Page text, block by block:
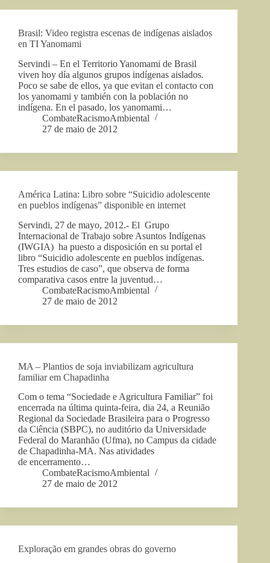
Brasil: Video registra escenas de indígenas aislados
en TI Yanomami
Servindi – En el Territorio Yanomami de Brasil
viven hoy día algunos grupos indígenas aislados.
Poco se sabe de ellos, ya que evitan el contacto con
los yanomami y también con la población no
indígena. En el pasado, los yanomami…
CombateRacismoAmbiental
27 de maio de 2012
América Latina: Libro sobre “Suicidio adolescente
en pueblos indígenas” disponible en internet
Servindi, 27 de mayo, 2012.- El Grupo
Internacional de Trabajo sobre Asuntos Indígenas
(IWGIA) ha puesto a disposición en su portal el
libro “Suicidio adolescente en pueblos indígenas.
Tres estudios de caso”, que observa de forma
comparativa casos entre la juventud…
CombateRacismoAmbiental
27 de maio de 2012
MA – Plantios de soja inviabilizam agricultura
familiar em Chapadinha
Com o tema “Sociedade e Agricultura Familiar” foi
encerrada na última quinta-feira, dia 24, a Reunião
Regional da Sociedade Brasileira para o Progresso
da Ciência (SBPC), no auditório da Universidade
Federal do Maranhão (Ufma), no Campus da cidade
de Chapadinha-MA. Nas atividades
de encerramento…
CombateRacismoAmbiental
27 de maio de 2012
Exploração em grandes obras do governo